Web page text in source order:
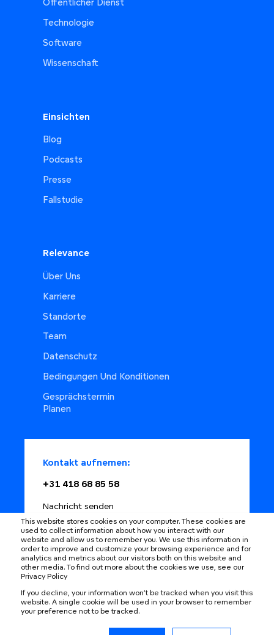
This website stores cookies on your computer. These cookies are
used to collect information about how you interact with our
website and allow us to remember you. We use this information in
order to improve and customize your browsing experience and for
analytics and metrics about our visitors both on this website and
other media. To find out more about the cookies we use, see our
Privacy Policy
If you decline, your information won’t be tracked when you visit this
website. A single cookie will be used in your browser to remember
your preference not to be tracked.
Öffentlicher Dienst
Technologie
Software
Wissenschaft
Einsichten
Blog
Podcasts
Presse
Fallstudie
Relevance
Über Uns
Karriere
Standorte
Team
Datenschutz
Bedingungen Und Konditionen
Gesprächstermin
Planen
Kontakt aufnemen:
+31 418 68 85 58
Nachricht senden
Zeitplan mit Berater
Learning changes